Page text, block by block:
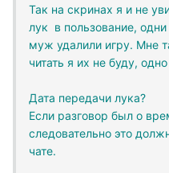
Так на скринах я и не
лук в пользование,
муж удалили игру. Мне
читать я их не буду,
Дата передачи лука?
Если разговор был о
следовательно это
чате.